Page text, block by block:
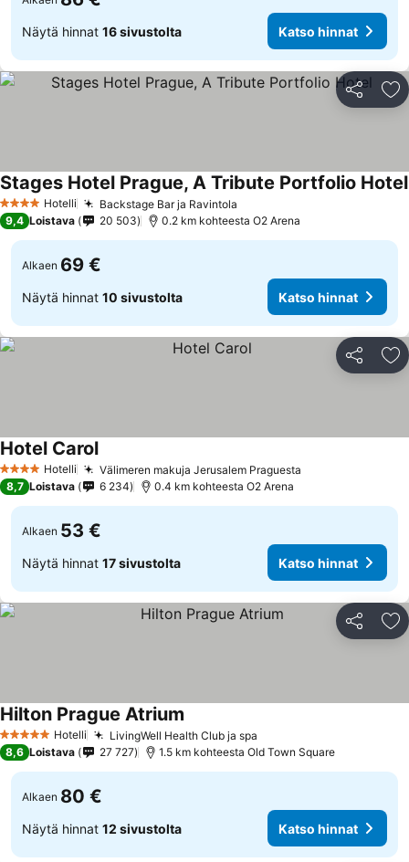
Näytä hinnat 16 sivustolta Katso hinnat
Jaa
4 Tähtiluokitus
Hotelli Backstage Bar ja Ravintola
Stages Hotel Prague, A Tribute Portfolio Hotel
9,4 Loistava 20 503 0.2 km kohteesta O2 Arena
Alkaen 69 €
Näytä hinnat 10 sivustolta Katso hinnat
Jaa
4 Tähtiluokitus
Hotelli Välimeren makuja Jerusalem Praguesta
Hotel CarolKatso hinnat
8,7 Loistava 6 234 0.4 km kohteesta O2 Arena
Alkaen 53 €
Näytä hinnat 17 sivustolta Katso hinnat
Jaa
5 Tähtiluokitus
Hotelli LivingWell Health Club ja spa
Hilton Prague Atrium
8,6 Loistava 27 727 1.5 km kohteesta Old Town Square
Alkaen 80 €
Näytä hinnat 12 sivustolta Katso hinnat